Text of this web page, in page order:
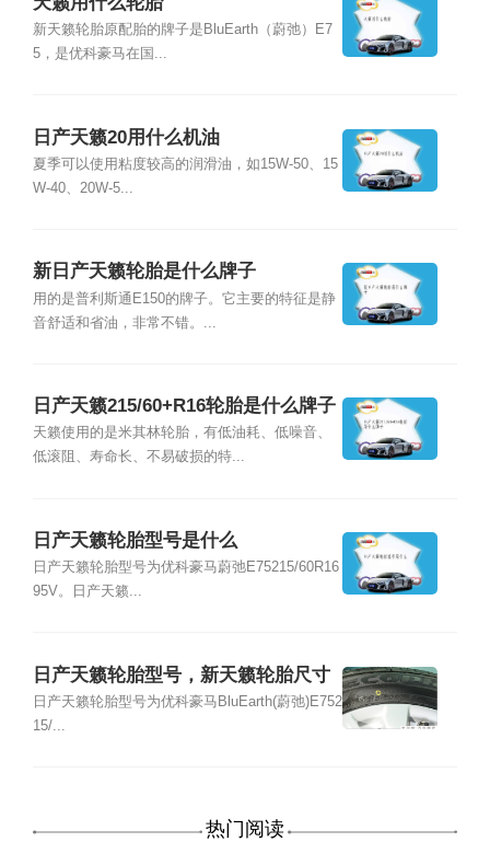
新天籁轮胎原配胎的牌子是BluEarth（蔚弛）E7
5，是优科豪马在国...
日产天籁20用什么机油
夏季可以使用粘度较高的润滑油，如15W-50、15
W-40、20W-5...
新日产天籁轮胎是什么牌子
用的是普利斯通E150的牌子。它主要的特征是静
音舒适和省油，非常不错。...
日产天籁215/60+R16轮胎是什么牌子
天籁使用的是米其林轮胎，有低油耗、低噪音、
低滚阻、寿命长、不易破损的特...
日产天籁轮胎型号是什么
日产天籁轮胎型号为优科豪马蔚弛E75215/60R16
95V。日产天籁...
日产天籁轮胎型号，新天籁轮胎尺寸
规格
日产天籁轮胎型号为优科豪马BluEarth(蔚弛)E752
15/...
热门阅读